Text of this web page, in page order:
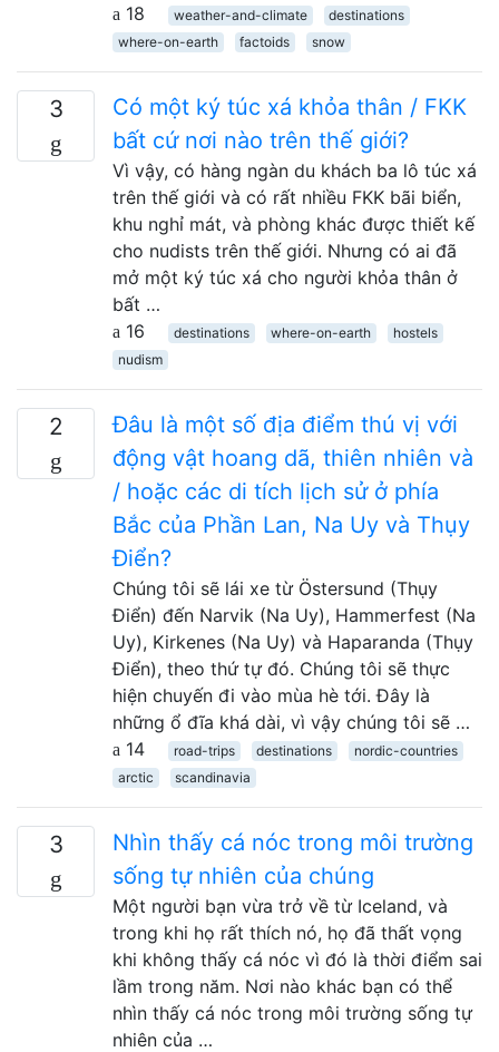
18
weather-and-climate
destinations
where-on-earth
factoids snow
3
Có một ký túc xá khỏa thân / FKK
bất cứ nơi nào trên thế giới?
Vì vậy, có hàng ngàn du khách ba lô túc xá
trên thế giới và có rất nhiều FKK bãi biển,
khu nghỉ mát, và phòng khác được thiết kế
cho nudists trên thế giới. Nhưng có ai đã
mở một ký túc xá cho người khỏa thân ở
bất …
16
destinations where-on-earth
hostels
nudism
2
Đâu là một số địa điểm thú vị với
động vật hoang dã, thiên nhiên và
/ hoặc các di tích lịch sử ở phía
Bắc của Phần Lan, Na Uy và Thụy
Điển?
Chúng tôi sẽ lái xe từ Östersund (Thụy
Điển) đến Narvik (Na Uy), Hammerfest (Na
Uy), Kirkenes (Na Uy) và Haparanda (Thụy
Điển), theo thứ tự đó. Chúng tôi sẽ thực
hiện chuyến đi vào mùa hè tới. Đây là
những ổ đĩa khá dài, vì vậy chúng tôi sẽ …
14
road-trips destinations
nordic-countries
arctic
scandinavia
3
Nhìn thấy cá nóc trong môi trường
sống tự nhiên của chúng
Một người bạn vừa trở về từ Iceland, và
trong khi họ rất thích nó, họ đã thất vọng
khi không thấy cá nóc vì đó là thời điểm sai
lầm trong năm. Nơi nào khác bạn có thể
nhìn thấy cá nóc trong môi trường sống tự
nhiên của …